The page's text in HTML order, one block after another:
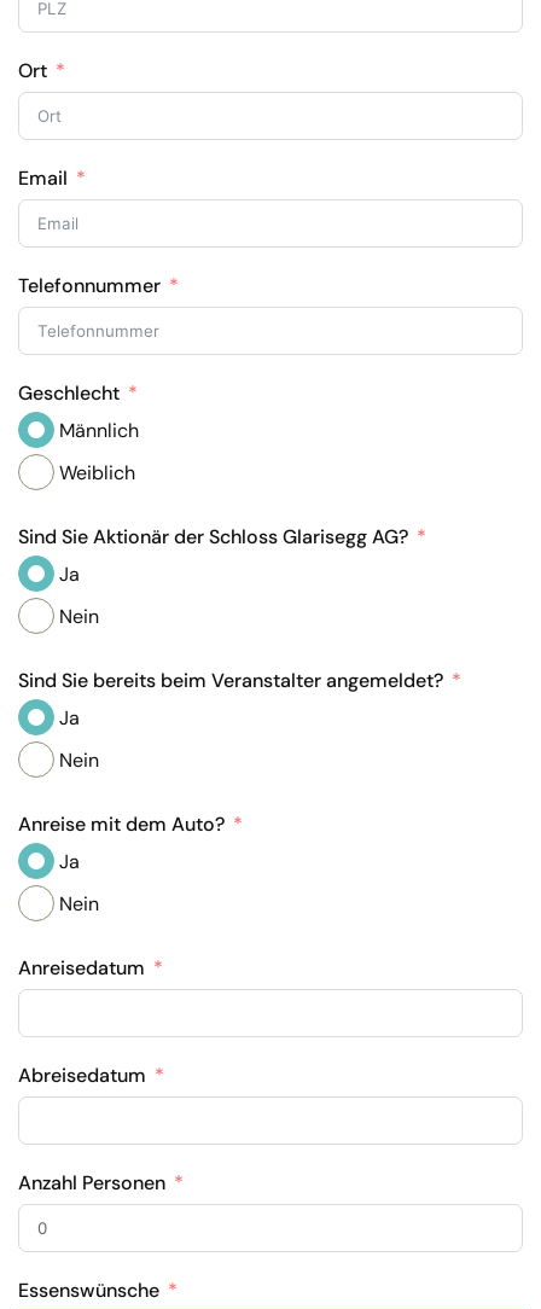
Ort
Email
Telefonnummer
Geschlecht
Männlich
Weiblich
Sind Sie Aktionär der Schloss Glarisegg AG?
Ja
Nein
Sind Sie bereits beim Veranstalter angemeldet?
Ja
Nein
Anreise mit dem Auto?
Ja
Nein
Anreisedatum
Abreisedatum
Anzahl Personen
Essenswünsche